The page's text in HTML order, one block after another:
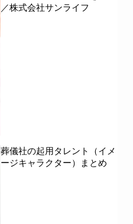
／株式会社サンライフ
葬儀社の起用タレント（イメ
ージキャラクター）まとめ